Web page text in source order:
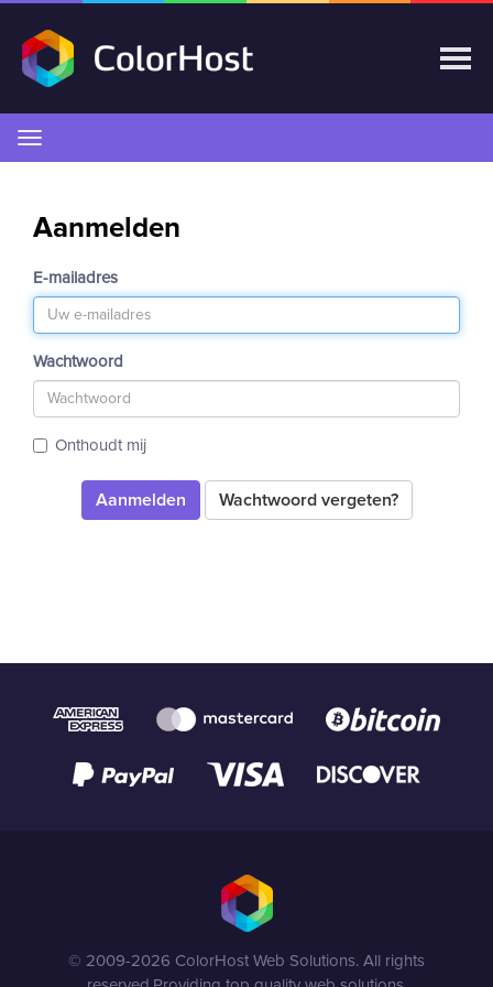
in-/uitschakelen
Aanmelden
E-mailadres
Wachtwoord
Onthoudt mij
Wachtwoord vergeten?
© 2009-2026 ColorHost Web Solutions. All rights